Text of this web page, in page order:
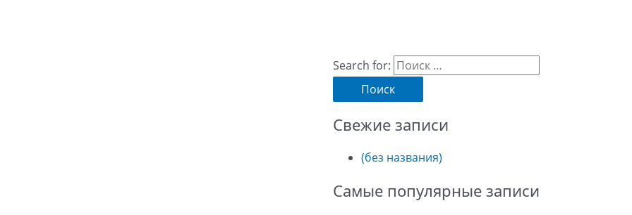
Search for:
Свежие записи
(без названия)
Самые популярные записи